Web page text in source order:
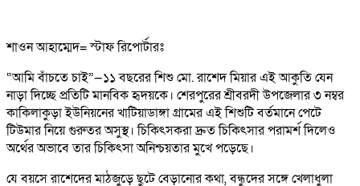
শাওন আহাম্মেদ= স্টাফ রিপোর্টারঃ
“আমি বাঁচতে চাই”—১১ বছরের শিশু মো. রাশেদ মিয়ার এই আকুতি যেন
নাড়া দিচ্ছে প্রতিটি মানবিক হৃদয়কে। শেরপুরের শ্রীবরদী উপজেলার ৩ নম্বর
কাকিলাকুড়া ইউনিয়নের খাটিয়াডাঙ্গা গ্রামের এই শিশুটি বর্তমানে পেটে
টিউমার নিয়ে গুরুতর অসুস্থ। চিকিৎসকরা দ্রুত চিকিৎসার পরামর্শ দিলেও
অর্থের অভাবে তার চিকিৎসা অনিশ্চয়তার মুখে পড়েছে।
যে বয়সে রাশেদের মাঠজুড়ে ছুটে বেড়ানোর কথা, বন্ধুদের সঙ্গে খেলাধুলা